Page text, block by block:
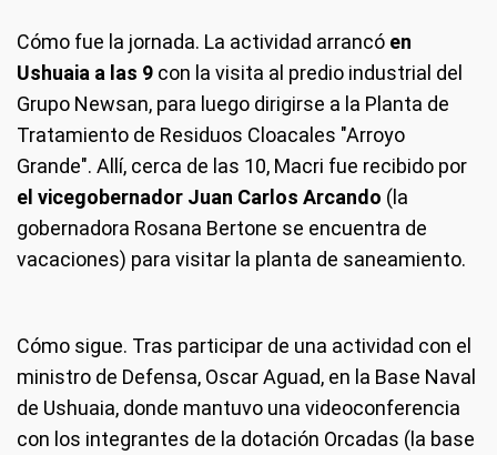
Cómo fue la jornada. La actividad arrancó en
Ushuaia a las 9 con la visita al predio industrial del
Grupo Newsan, para luego dirigirse a la Planta de
Tratamiento de Residuos Cloacales "Arroyo
Grande". Allí, cerca de las 10, Macri fue recibido por
el vicegobernador Juan Carlos Arcando (la
gobernadora Rosana Bertone se encuentra de
vacaciones) para visitar la planta de saneamiento.
Cómo sigue. Tras participar de una actividad con el
ministro de Defensa, Oscar Aguad, en la Base Naval
de Ushuaia, donde mantuvo una videoconferencia
con los integrantes de la dotación Orcadas (la base